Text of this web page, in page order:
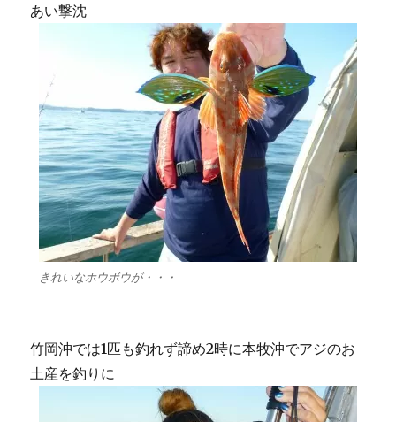
あい撃沈
きれいなホウボウが・・・
竹岡沖では1匹も釣れず諦め2時に本牧沖でアジのお
土産を釣りに